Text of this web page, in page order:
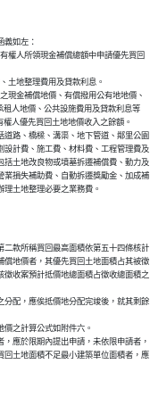
義如左：
權人所領現金補償總額中申請優先買回
土地整理費用及貸款利息。
現金補償地價、有償撥用公有地地價、
租人地價、公共設施費用及貸款利息等
權人優先買回土地地價收入之餘額。
道路、橋樑、溝渠、地下管道、鄰里公園
設計費、施工費、材料費、工程管理費及
括土地改良物或墳墓拆遷補償費、動力及
業損失補助費、自動拆遷獎勵金、加成補
土地整理必要之業務費。
二款所稱買回最高面積依第五十四條核計
償地價者，其優先買回土地面積占其被徵
徵收案預計抵價地總面積占徵收總面積之
分配，應俟抵價地分配完竣後，就其剩餘
之計算公式如附件六。
應於限期內提出申請，未依限申請者，
回土地面積不足最小建築單位面積者，應